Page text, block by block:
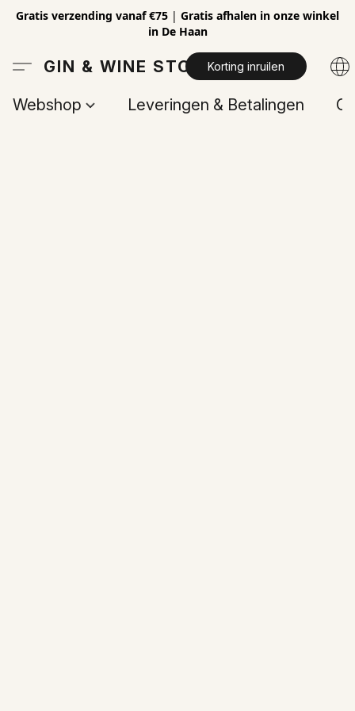
Gratis verzending vanaf €75 | Gratis afhalen in onze winkel
in De Haan
GIN & WINE STOREKorting inruilen
Webshop Leveringen & Betalingen